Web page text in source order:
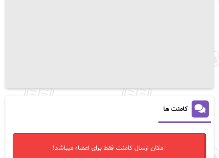
کامنت ها
امکان ارسال کامنت فقط برای اعضاء میباشد!